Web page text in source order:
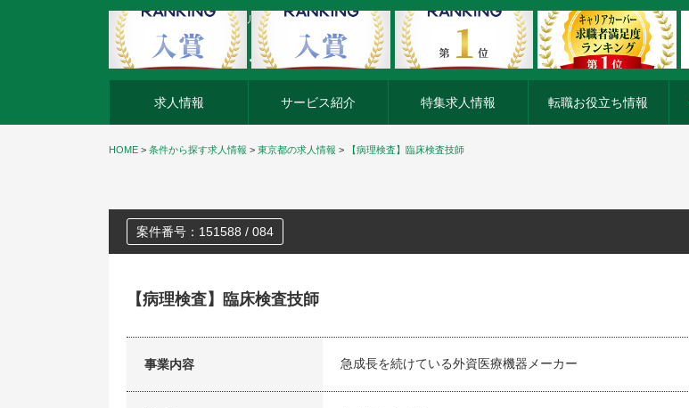
外資系企業の転職・キャリア転職ならアージスジャパン
求人情報 サービス紹介 特集求人情報 転職お役立ち情報
HOME > 条件から探す求人情報 > 東京都の求人情報 > 【病理検査】臨床検査技師
案件番号：151588 / 084
【病理検査】臨床検査技師
事業内容 急成長を続けている外資医療機器メーカー